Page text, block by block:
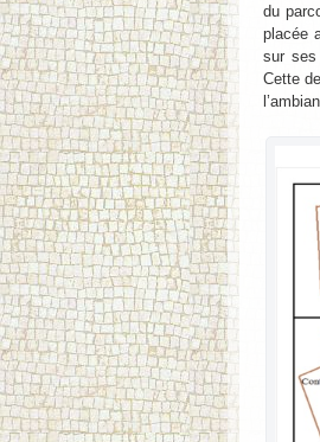
du
placée
sur ses
Cette